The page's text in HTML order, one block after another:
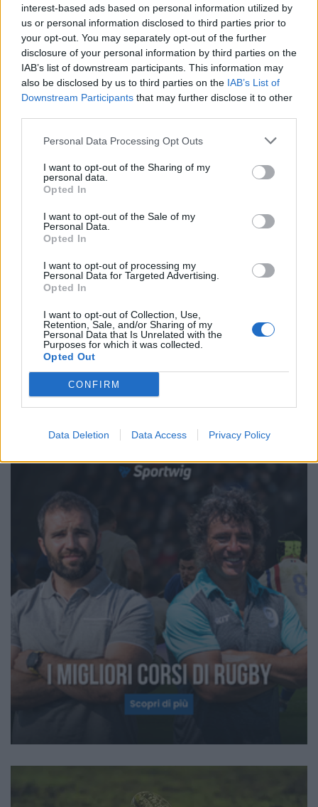
interest-based ads based on personal information utilized by
us or personal information disclosed to third parties prior to
your opt-out. You may separately opt-out of the further
disclosure of your personal information by third parties on the
IAB’s list of downstream participants. This information may
also be disclosed by us to third parties on the IAB’s List of
Downstream Participants that may further disclose it to other
Personal Data Processing Opt Outs
I want to opt-out of the Sharing of my
personal data.
Opted In
I want to opt-out of the Sale of my
Personal Data.
Opted In
I want to opt-out of processing my
Personal Data for Targeted Advertising.
Opted In
I want to opt-out of Collection, Use,
Retention, Sale, and/or Sharing of my
Personal Data that Is Unrelated with the
Purposes for which it was collected.
Opted Out
CONFIRM
Data Deletion Data Access Privacy Policy
FIR
Zebre Parma: presentato il nuovo
CDA, Fava Presidente
Daniele Goegan / 24.06.2025 17:43
FIR
La Fir riduce di 3 milioni di euro il
passivo nel bilancio del 2024
Rugby seniores: le date di inizio della
stagione 2025/26
1